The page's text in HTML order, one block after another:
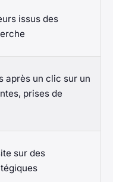
issus des
après un clic sur un
prises de
sur des